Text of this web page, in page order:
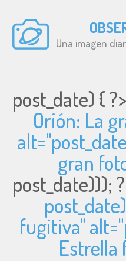
Una imagen
post_date) { ?>
Orión: La
alt="
gran
post_date)));
fugitiva" alt="
Estrella